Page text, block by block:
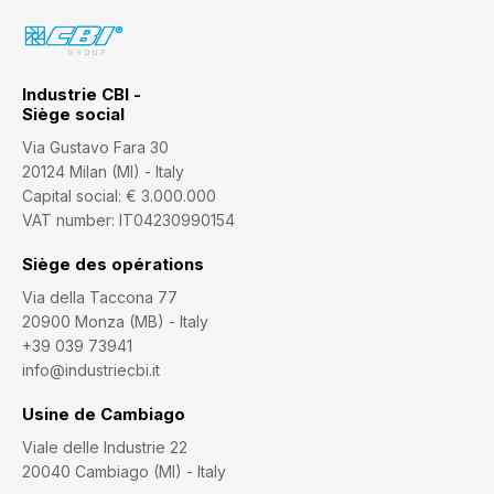
Industrie CBI -
Siège social
Via Gustavo Fara 30
20124 Milan (MI) - Italy
Capital social: € 3.000.000
VAT number: IT04230990154
Siège des opérations
Via della Taccona 77
20900 Monza (MB) - Italy
+39 039 73941
info@industriecbi.it
Usine de Cambiago
Viale delle Industrie 22
20040 Cambiago (MI) - Italy